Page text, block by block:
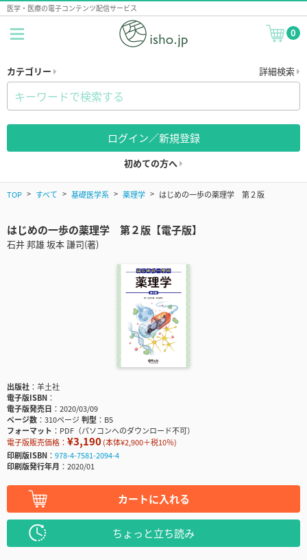
医学・医療の電子コンテンツ配信サービス
0
カテゴリー 詳細検索
ログイン／新規登録
初めての方へ
TOP すべて 基礎医学系 薬理学 はじめの一歩の薬理学 第２版
はじめの一歩の薬理学 第２版【電子版】
石井 邦雄 坂本 謙司(著)
出版社
羊土社
電子版ISBN
電子版発売日
2020/03/09
ページ数
310ページ判型
B5
フォーマット
PDF（パソコンへのダウンロード不可）
電子版販売価格： ¥3,190(本体¥2,900＋税10％)
印刷版ISBN
978-4-7581-2094-4
印刷版発行年月
2020/01
カートに入れる
ちょっと立ち読み